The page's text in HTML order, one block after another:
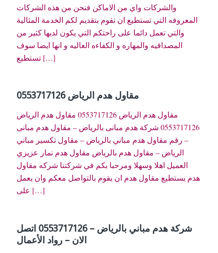
والشركات واي من الاماكن فنحن من هذه الشركات
المعروفه التي تستطيع ان تقوم بتقديم لكم الخدمة المثالية
والتي تعمل دائما على راحتكم التي يكون لديها كثير من
المصداقيه والمهاره و الكفاءه العاليه و انها ايضا سوف
تستطيع […]
مقاول هدم الرياض 0553717126
مقاول هدم الرياض 0553717126 مقاول هدم الرياض
0553717126 شركة هدم مبانى بالرياض – مقاول هدم مبانى
– رقم مقاول هدم مباني بالرياض – مقاول تكسير مباني
الرياض – مقاول هدم بالرياض مقاول هدم نمار عزيزي
العميل اهلا وسهلا ومرحبا بكم في شركتنا شركه مقاول
هدم يستطيع مقاول هدم ان يقوم بالتواصل معكم وان يعمل
على […]
شركة هدم مباني بالرياض – 0553717126 اتصل
الان – رواد الأعمال